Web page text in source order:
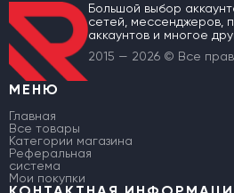
Большой выбор
сетей, мессенджеров,
аккаунтов и многое
2015 — 2026 © Все
МЕНЮ
Главная
Все товары
Категории магазина
Реферальная
система
Мои покупки